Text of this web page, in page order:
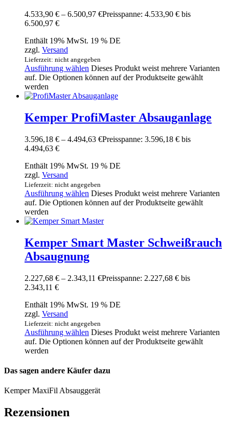
4.533,90 € – 6.500,97 €Preisspanne: 4.533,90 € bis
6.500,97 €
Enthält 19% MwSt. 19 % DE
zzgl. Versand
Lieferzeit: nicht angegeben
Ausführung wählen Dieses Produkt weist mehrere Varianten
auf. Die Optionen können auf der Produktseite gewählt
werden
Kemper ProfiMaster Absauganlage
3.596,18 € – 4.494,63 €Preisspanne: 3.596,18 € bis
4.494,63 €
Enthält 19% MwSt. 19 % DE
zzgl. Versand
Lieferzeit: nicht angegeben
Ausführung wählen Dieses Produkt weist mehrere Varianten
auf. Die Optionen können auf der Produktseite gewählt
werden
Kemper Smart Master Schweißrauch
Absaugnung
2.227,68 € – 2.343,11 €Preisspanne: 2.227,68 € bis
2.343,11 €
Enthält 19% MwSt. 19 % DE
zzgl. Versand
Lieferzeit: nicht angegeben
Ausführung wählen Dieses Produkt weist mehrere Varianten
auf. Die Optionen können auf der Produktseite gewählt
werden
Das sagen andere Käufer dazu
Kemper MaxiFil Absauggerät
Rezensionen